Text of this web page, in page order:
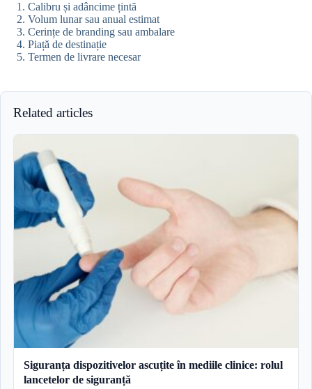
Calibru și adâncime țintă
Volum lunar sau anual estimat
Cerințe de branding sau ambalare
Piață de destinație
Termen de livrare necesar
Related articles
Siguranța dispozitivelor ascuțite în mediile clinice: rolul
lancetelor de siguranță